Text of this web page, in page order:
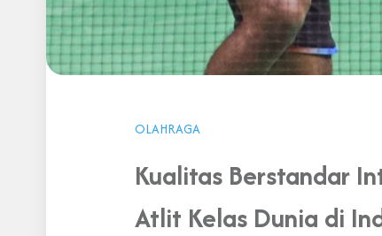
OLAHRAGA
Kualitas Berstandar
Atlit Kelas Dunia di